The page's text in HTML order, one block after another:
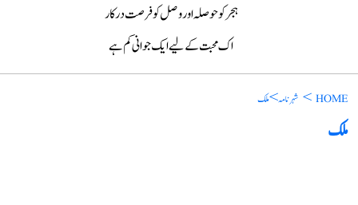
ہجر کو حوصلہ اور وصل کو فرصت درکار
اک محبت کے لیے ایک جوانی کم ہے
HOME
> شہرنامہ>ملک
ملک